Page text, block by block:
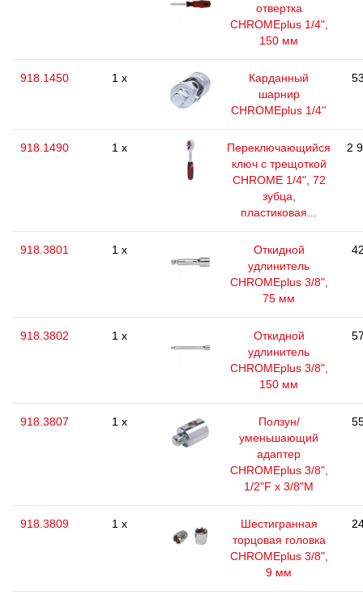
отвертка
CHROMEplus 1/4",
150 мм
918.1450 1 x
Карданный
шарнир
CHROMEplus 1/4''
918.1490 1 x
Переключающийся
ключ с трещоткой
CHROME 1/4", 72
зубца,
пластиковая...
2
918.3801 1 x
Откидной
удлинитель
CHROMEplus 3/8",
75 мм
918.3802 1 x
Откидной
удлинитель
CHROMEplus 3/8",
150 мм
918.3807 1 x
Ползун/
уменьшающий
адаптер
CHROMEplus 3/8",
1/2"F x 3/8"M
918.3809 1 x
Шестигранная
торцовая головка
CHROMEplus 3/8",
9 мм